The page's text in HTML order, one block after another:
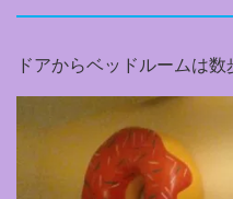
ドアからベッドルームは数